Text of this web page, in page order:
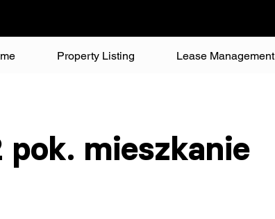
Property Listing Lease Management
pok. mieszkanie